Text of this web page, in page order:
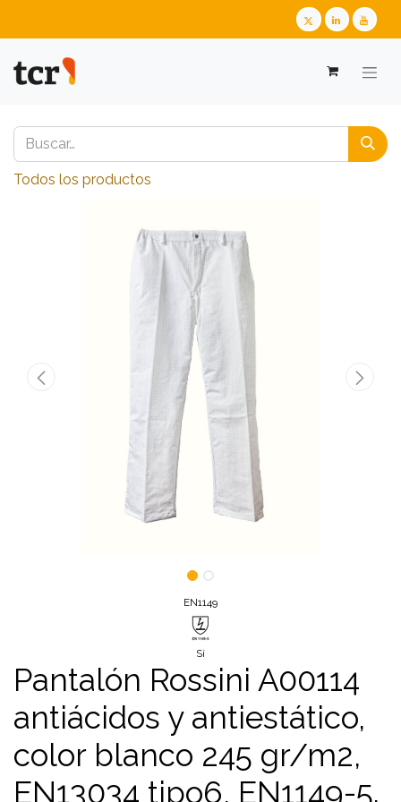
Todos los productos
EN1149
Sí
Pantalón Rossini A00114
antiácidos y antiestático,
color blanco 245 gr/m2,
EN13034 tipo6, EN1149-5.